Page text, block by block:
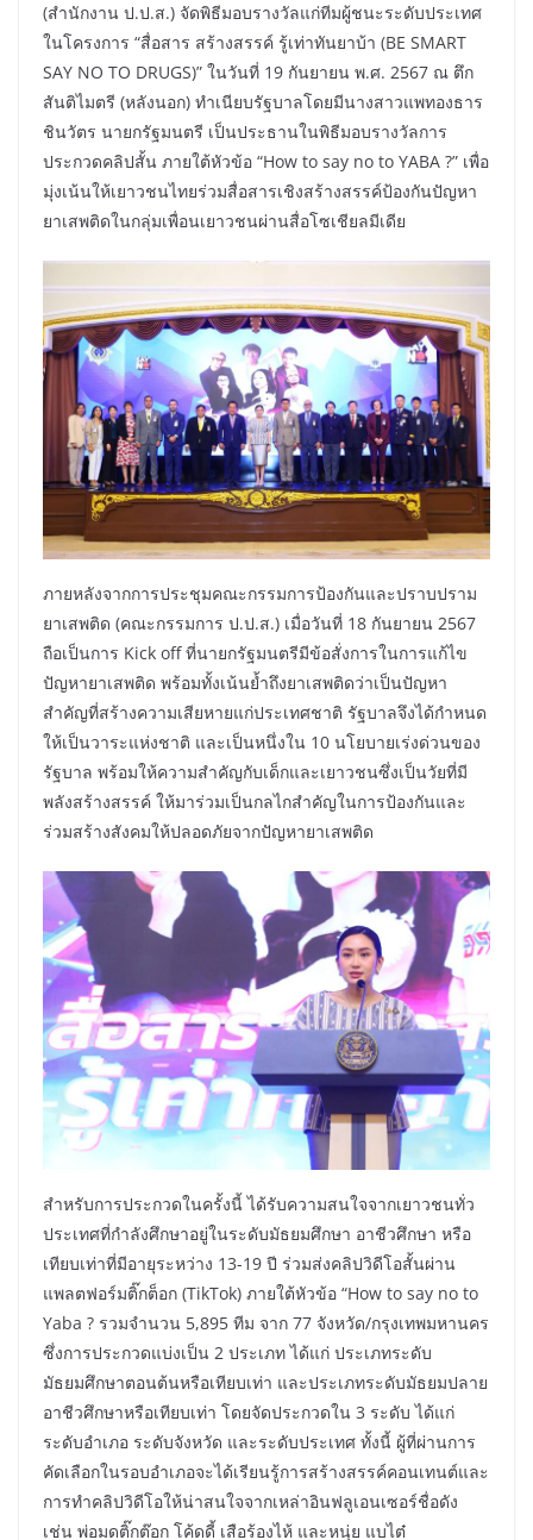
(สำนักงาน ป.ป.ส.) จัดพิธีมอบรางวัลแก่ทีมผู้ชนะระดับประเทศ
ในโครงการ “สื่อสาร สร้างสรรค์ รู้เท่าทันยาบ้า (BE SMART
SAY NO TO DRUGS)” ในวันที่ 19 กันยายน พ.ศ. 2567 ณ ตึก
สันติไมตรี (หลังนอก) ทำเนียบรัฐบาลโดยมีนางสาวแพทองธาร
ชินวัตร นายกรัฐมนตรี เป็นประธานในพิธีมอบรางวัลการ
ประกวดคลิปสั้น ภายใต้หัวข้อ “How to say no to YABA ?” เพื่อ
มุ่งเน้นให้เยาวชนไทยร่วมสื่อสารเชิงสร้างสรรค์ป้องกันปัญหา
ยาเสพติดในกลุ่มเพื่อนเยาวชนผ่านสื่อโซเชียลมีเดีย
ภายหลังจากการประชุมคณะกรรมการป้องกันและปราบปราม
ยาเสพติด (คณะกรรมการ ป.ป.ส.) เมื่อวันที่ 18 กันยายน 2567
ถือเป็นการ Kick off ที่นายกรัฐมนตรีมีข้อสั่งการในการแก้ไข
ปัญหายาเสพติด พร้อมทั้งเน้นย้ำถึงยาเสพติดว่าเป็นปัญหา
สำคัญที่สร้างความเสียหายแก่ประเทศชาติ รัฐบาลจึงได้กำหนด
ให้เป็นวาระแห่งชาติ และเป็นหนึ่งใน 10 นโยบายเร่งด่วนของ
รัฐบาล พร้อมให้ความสำคัญกับเด็กและเยาวชนซึ่งเป็นวัยที่มี
พลังสร้างสรรค์ ให้มาร่วมเป็นกลไกสำคัญในการป้องกันและ
ร่วมสร้างสังคมให้ปลอดภัยจากปัญหายาเสพติด
สำหรับการประกวดในครั้งนี้ ได้รับความสนใจจากเยาวชนทั่ว
ประเทศที่กำลังศึกษาอยู่ในระดับมัธยมศึกษา อาชีวศึกษา หรือ
เทียบเท่าที่มีอายุระหว่าง 13-19 ปี ร่วมส่งคลิปวิดีโอสั้นผ่าน
แพลตฟอร์มติ๊กต็อก (TikTok) ภายใต้หัวข้อ “How to say no to
Yaba ? รวมจำนวน 5,895 ทีม จาก 77 จังหวัด/กรุงเทพมหานคร
ซึ่งการประกวดแบ่งเป็น 2 ประเภท ได้แก่ ประเภทระดับ
มัธยมศึกษาตอนต้นหรือเทียบเท่า และประเภทระดับมัธยมปลาย
อาชีวศึกษาหรือเทียบเท่า โดยจัดประกวดใน 3 ระดับ ได้แก่
ระดับอำเภอ ระดับจังหวัด และระดับประเทศ ทั้งนี้ ผู้ที่ผ่านการ
คัดเลือกในรอบอำเภอจะได้เรียนรู้การสร้างสรรค์คอนเทนต์และ
การทำคลิปวิดีโอให้น่าสนใจจากเหล่าอินฟลูเอนเซอร์ชื่อดัง
เช่น พ่อมดติ๊กต๊อก โค้ดดี้ เสือร้องไห้ และหนุ่ย แบไต๋